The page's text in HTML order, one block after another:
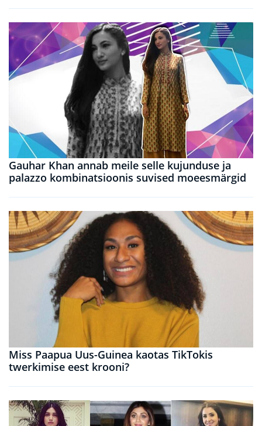
Gauhar Khan annab meile selle kujunduse ja
palazzo kombinatsioonis suvised moeesmärgid
Miss Paapua Uus-Guinea kaotas TikTokis
twerkimise eest krooni?